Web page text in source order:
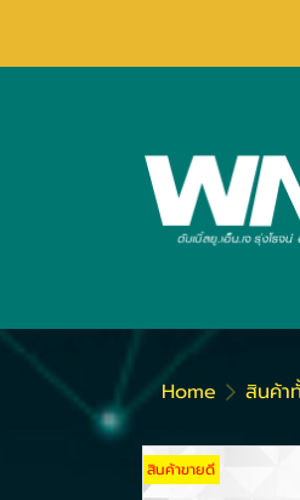
Home สินค้า
สินค้าขายดี